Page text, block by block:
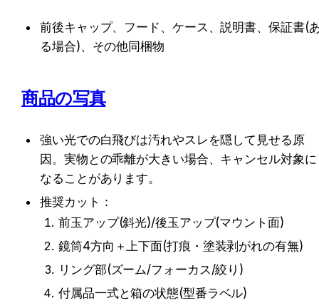
前後キャップ、フード、ケース、説明書、保証書(
る場合)、その他同梱物
商品の写真
強い光での白飛びは汚れやスレを隠して見せる原
因。実物との乖離が大きい場合、キャンセル対象に
なることがあります。
推奨カット：
前玉アップ(斜光)/後玉アップ(マウント面)
鏡筒4方向＋上下面(打痕・塗装剥がれの有無)
リング部(ズーム/フォーカス/絞り)
付属品一式と箱の状態(型番ラベル)